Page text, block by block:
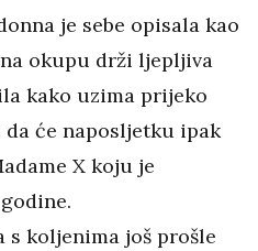
je sebe opisala kao
okupu drži ljepljiva
kako uzima prijeko
će naposljetku ipak
X koju je
s koljenima još prošle